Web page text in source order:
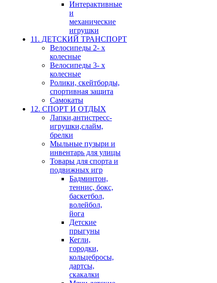
Интерактивные
и
механические
игрушки
11. ДЕТСКИЙ ТРАНСПОРТ
Велосипеды 2- х
колесные
Велосипеды 3- х
колесные
Ролики, скейтборды,
спортивная защита
Самокаты
12. СПОРТ И ОТДЫХ
Лапки,антистресс-
игрушки,слайм,
брелки
Мыльные пузыри и
инвентарь для улицы
Товары для спорта и
подвижных игр
Бадминтон,
теннис, бокс,
баскетбол,
волейбол,
йога
Детские
прыгуны
Кегли,
городки,
кольцебросы,
дартсы,
скакалки